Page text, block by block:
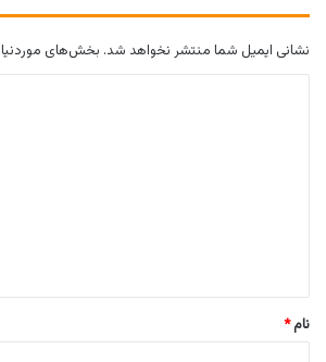
نشانی ایمیل شما منتشر نخواهد شد. بخش‌های
نام*